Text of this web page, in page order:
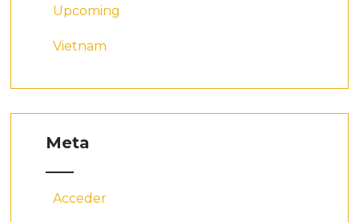
Upcoming
Vietnam
Meta
Acceder